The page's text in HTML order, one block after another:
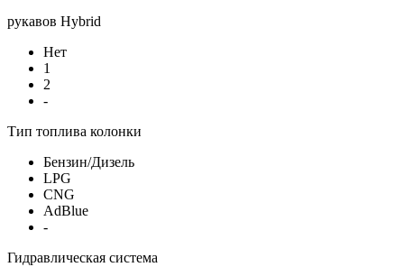
рукавов Hybrid
Нет
1
2
-
Тип топлива колонки
Бензин/Дизель
LPG
CNG
AdBlue
-
Гидравлическая система